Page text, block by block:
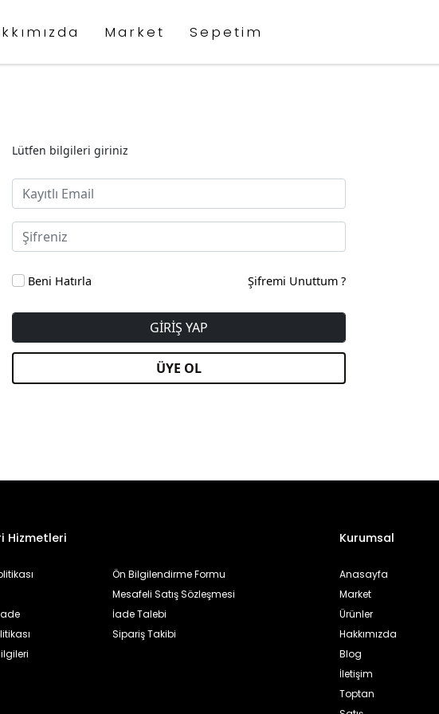
Market Sepetim
Lütfen bilgileri giriniz
Beni Hatırla Şifremi Unuttum ?
GİRİŞ YAP
ÜYE OL
Hizmetleri
Ön Bilgilendirme Formu
Mesafeli Satış Sözleşmesi
İade Talebi
Sipariş Takibi
Kurumsal
Anasayfa
Market
Ürünler
Hakkımızda
Blog
İletişim
Toptan